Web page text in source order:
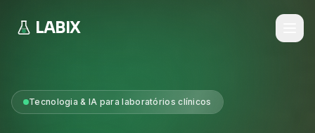
LABIX
Tecnologia & IA para laboratórios clínicos